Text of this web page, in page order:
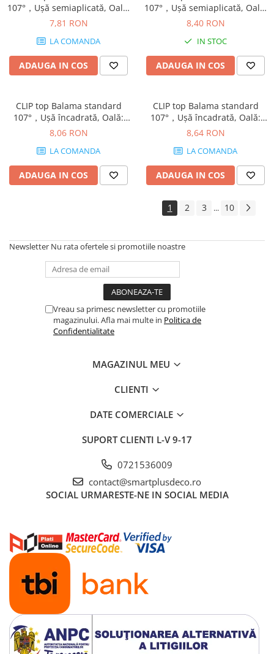
107°，Uşă semiaplicată, Oală:
şuruburi, finisaj nichelat
7,81 RON
LA COMANDA
ADAUGA IN COS
107°，Uşă semiaplicată, Oală:
presare, finisaj nichelat
8,40 RON
IN STOC
ADAUGA IN COS
CLIP top Balama standard
107°，Uşă încadrată, Oală:
şuruburi, finisaj nichelat
8,06 RON
LA COMANDA
ADAUGA IN COS
CLIP top Balama standard
107°，Uşă încadrată, Oală:
presare, finisaj nichelat
8,64 RON
LA COMANDA
ADAUGA IN COS
1 2 3 ... 10
Newsletter Nu rata ofertele si promotiile noastre
Vreau sa primesc newsletter cu promotiile
magazinului. Afla mai multe in Politica de
Confidentialitate
MAGAZINUL MEU
CLIENTI
DATE COMERCIALE
SUPORT CLIENTI L-V 9-17
0721536009
contact@smartplusdeco.ro
SOCIAL URMARESTE-NE IN SOCIAL MEDIA